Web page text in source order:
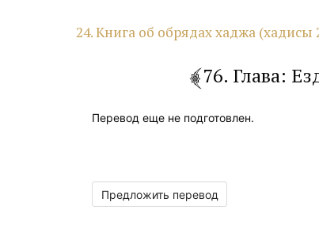
24. Книга об обрядах хаджа (хадисы
76. Глава:
Перевод еще не подготовлен.
Предложить перевод